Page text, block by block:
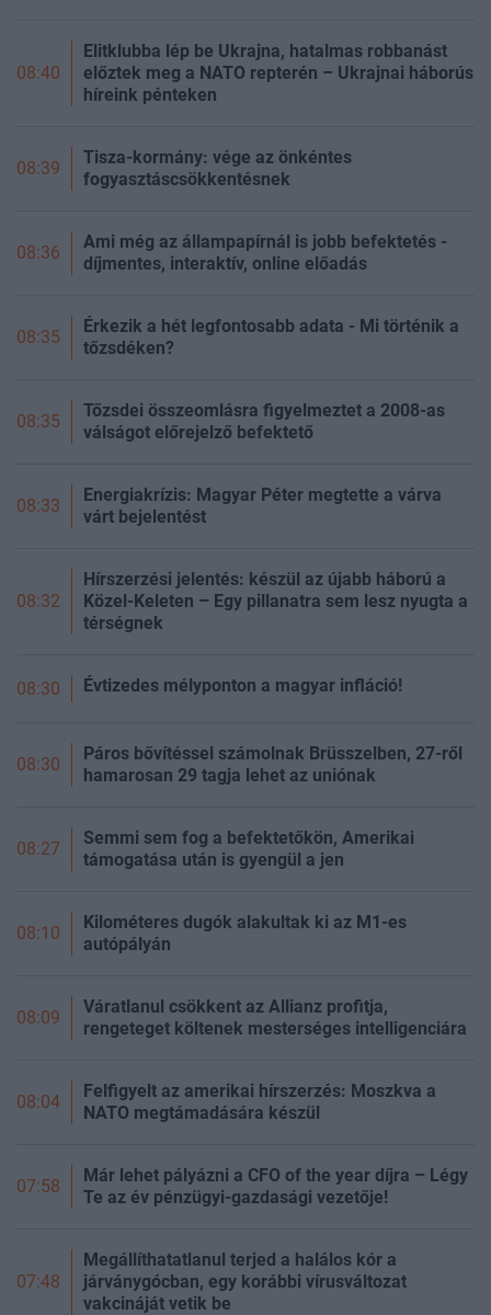
08:40
Elitklubba lép be Ukrajna, hatalmas robbanást
előztek meg a NATO repterén – Ukrajnai háborús
híreink pénteken
08:39
Tisza-kormány: vége az önkéntes
fogyasztáscsökkentésnek
08:36
Ami még az állampapírnál is jobb befektetés -
díjmentes, interaktív, online előadás
08:35
Érkezik a hét legfontosabb adata - Mi történik a
tőzsdéken?
08:35
Tőzsdei összeomlásra figyelmeztet a 2008-as
válságot előrejelző befektető
08:33
Energiakrízis: Magyar Péter megtette a várva
várt bejelentést
08:32
Hírszerzési jelentés: készül az újabb háború a
Közel-Keleten – Egy pillanatra sem lesz nyugta a
térségnek
08:30 Évtizedes mélyponton a magyar infláció!
08:30
Páros bővítéssel számolnak Brüsszelben, 27-ről
hamarosan 29 tagja lehet az uniónak
08:27
Semmi sem fog a befektetőkön, Amerikai
támogatása után is gyengül a jen
08:10
Kilométeres dugók alakultak ki az M1-es
autópályán
08:09
Váratlanul csökkent az Allianz profitja,
rengeteget költenek mesterséges intelligenciára
08:04
Felfigyelt az amerikai hírszerzés: Moszkva a
NATO megtámadására készül
07:58
Már lehet pályázni a CFO of the year díjra – Légy
Te az év pénzügyi-gazdasági vezetője!
07:48
Megállíthatatlanul terjed a halálos kór a
járványgócban, egy korábbi vírusváltozat
vakcináját vetik be